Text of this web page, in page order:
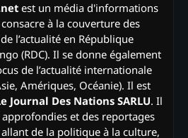
est un média d'informations
à la couverture des
l’actualité en République
(RDC). Il se donne également
de l’actualité internationale
Amériques, Océanie). Il est
Journal Des Nations SARLU. Il
et des reportages
de la politique à la culture,